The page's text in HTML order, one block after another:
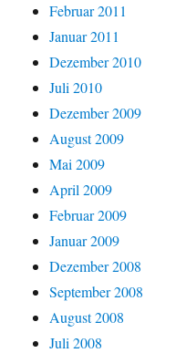
Februar 2011
Januar 2011
Dezember 2010
Juli 2010
Dezember 2009
August 2009
Mai 2009
April 2009
Februar 2009
Januar 2009
Dezember 2008
September 2008
August 2008
Juli 2008